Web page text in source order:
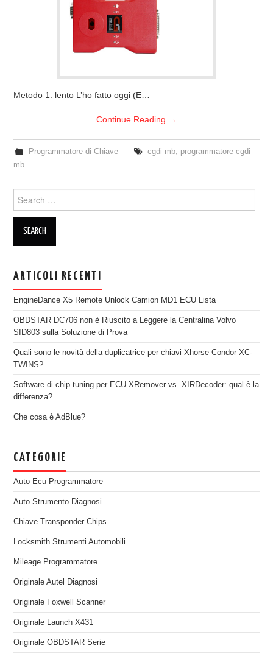
Metodo 1: lento L’ho fatto oggi (E…
Continue Reading →
Programmatore di Chiave cgdi mb, programmatore cgdi
mb
Search for:
ARTICOLI RECENTI
EngineDance X5 Remote Unlock Camion MD1 ECU Lista
OBDSTAR DC706 non è Riuscito a Leggere la Centralina Volvo
SID803 sulla Soluzione di Prova
Quali sono le novità della duplicatrice per chiavi Xhorse Condor XC-
TWINS?
Software di chip tuning per ECU XRemover vs. XIRDecoder: qual è la
differenza?
Che cosa è AdBlue?
CATEGORIE
Auto Ecu Programmatore
Auto Strumento Diagnosi
Chiave Transponder Chips
Locksmith Strumenti Automobili
Mileage Programmatore
Originale Autel Diagnosi
Originale Foxwell Scanner
Originale Launch X431
Originale OBDSTAR Serie